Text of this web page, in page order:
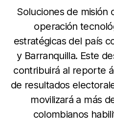
Soluciones de misión
operación
estratégicas del país
y Barranquilla. Este
contribuirá al reporte
de resultados
movilizará a más
colombianos